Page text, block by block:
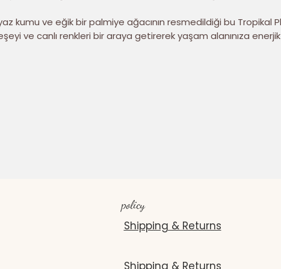
kumu ve eğik bir palmiye ağacının resmedildiği bu Tropikal
ve canlı renkleri bir araya getirerek yaşam alanınıza enerjik
dijital baskı teknolojisi ile üretilen bu tablo, denizin canlı
sayesinde uzun yıllar ilk günkü yaz enerjisini korur.
Yazlık dekorasyon anlayışına uyum sağlayan tasarımıyla,
sonsuz yaz rüyasını oluşturur.
policy
Shipping & Returns
Shipping & Returns